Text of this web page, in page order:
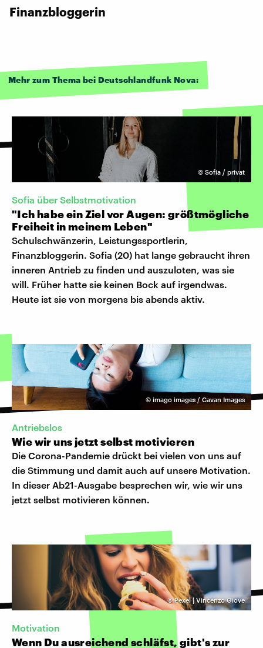
Finanzbloggerin
Mehr zum Thema bei Deutschlandfunk Nova:
© Sofia / privat
Sofia über Selbstmotivation
"Ich habe ein Ziel vor Augen: größtmögliche
Freiheit in meinem Leben"
Schulschwänzerin, Leistungssportlerin,
Finanzbloggerin. Sofia (20) hat lange gebraucht ihren
inneren Antrieb zu finden und auszuloten, was sie
will. Früher hatte sie keinen Bock auf irgendwas.
Heute ist sie von morgens bis abends aktiv.
© imago images / Cavan Images
Antriebslos
Wie wir uns jetzt selbst motivieren
Die Corona-Pandemie drückt bei vielen von uns auf
die Stimmung und damit auch auf unsere Motivation.
In dieser Ab21-Ausgabe besprechen wir, wie wir uns
jetzt selbst motivieren können.
©Pexel | Vincenzo Giove
Motivation
Wenn Du ausreichend schläfst, gibt's zur